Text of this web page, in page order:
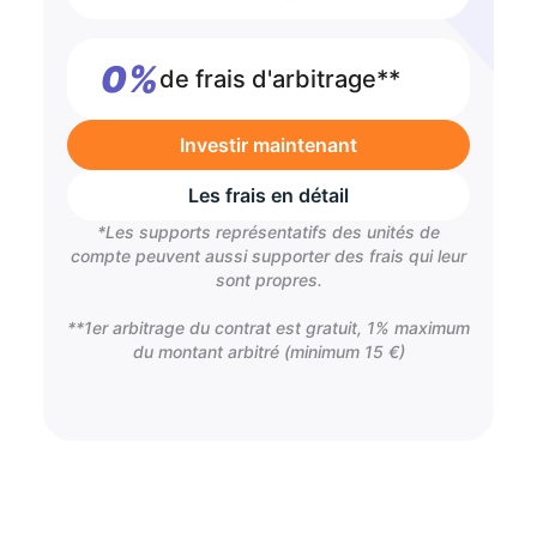
0%de frais d'arbitrage**
Investir maintenant
Les frais en détail
*Les supports représentatifs des unités de
compte peuvent aussi supporter des frais qui leur
sont propres.
**1er arbitrage du contrat est gratuit, 1% maximum
du montant arbitré (minimum 15 €)